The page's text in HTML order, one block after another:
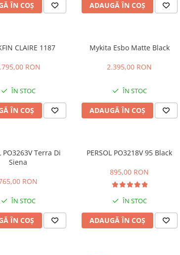
ÎN COȘ ADAUGĂ ÎN COȘ
CLAIRE 1187
RON
ÎN STOC
ÎN COȘ
Mykita Esbo Matte Black
2.395,00 RON
ÎN STOC
ADAUGĂ ÎN COȘ
PO3263V Terra Di
Siena
RON
ÎN STOC
ÎN COȘ
PERSOL PO3218V 95 Black
895,00 RON
ÎN STOC
ADAUGĂ ÎN COȘ